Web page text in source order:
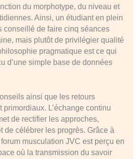
du morphotype, du niveau et
Ainsi, un étudiant en plein
conseillé de faire cinq séances
mais plutôt de privilégier qualité
pragmatique est ce qui
d’une simple base de données
ainsi que les retours
primordiaux. L’échange continu
de rectifier les approches,
de célébrer les progrès. Grâce à
musculation JVC est perçu en
où la transmission du savoir